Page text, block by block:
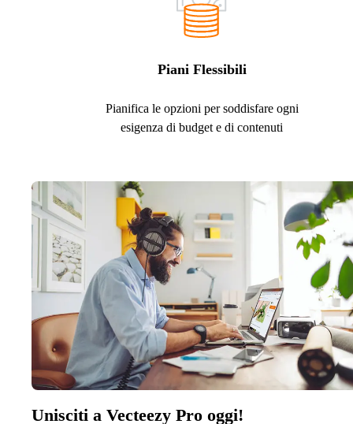
Piani Flessibili
Pianifica le opzioni per soddisfare ogni
esigenza di budget e di contenuti
Unisciti a Vecteezy Pro oggi!